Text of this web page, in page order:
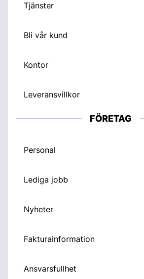
Tjänster
Bli vår kund
Kontor
Leveransvillkor
FÖRETAG
Personal
Lediga jobb
Nyheter
Fakturainformation
Ansvarsfullhet